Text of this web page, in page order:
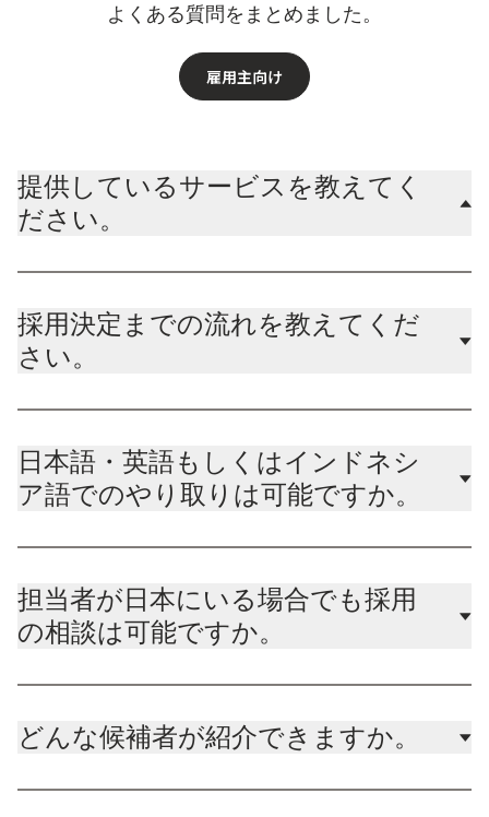
よくある質問をまとめました。
雇用主向け
提供しているサービスを教えてく
ださい。
採用決定までの流れを教えてくだ
さい。
日本語・英語もしくはインドネシ
ア語でのやり取りは可能ですか。
担当者が日本にいる場合でも採用
の相談は可能ですか。
どんな候補者が紹介できますか。